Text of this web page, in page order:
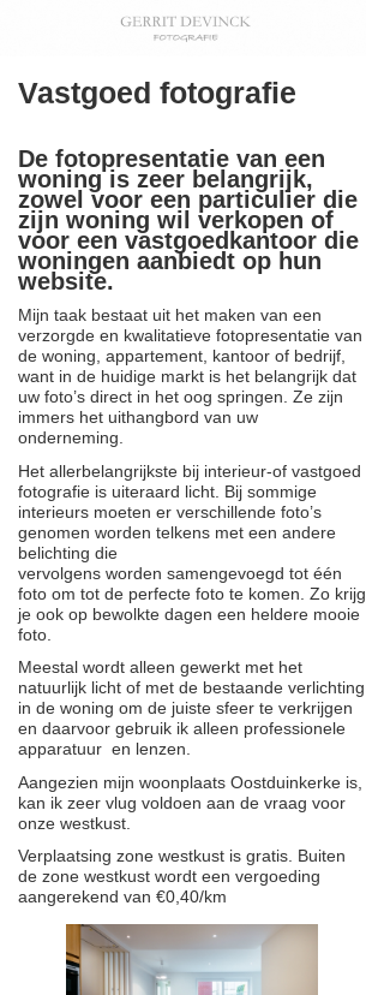
Vastgoed fotografie
De fotopresentatie van een
woning is zeer belangrijk,
zowel voor een particulier die
zijn woning wil verkopen of
voor een vastgoedkantoor die
woningen aanbiedt op hun
website.
Mijn taak bestaat uit het maken van een
verzorgde en kwalitatieve fotopresentatie van
de woning, appartement, kantoor of bedrijf,
want in de huidige markt is het belangrijk dat
uw foto’s direct in het oog springen. Ze zijn
immers het uithangbord van uw
onderneming.
Het allerbelangrijkste bij interieur-of vastgoed
fotografie is uiteraard licht. Bij sommige
interieurs moeten er verschillende foto’s
genomen worden telkens met een andere
belichting die
vervolgens worden samengevoegd tot één
foto om tot de perfecte foto te komen. Zo krijg
je ook op bewolkte dagen een heldere mooie
foto.
Meestal wordt alleen gewerkt met het
natuurlijk licht of met de bestaande verlichting
in de woning om de juiste sfeer te verkrijgen
en daarvoor gebruik ik alleen professionele
apparatuur en lenzen.
Aangezien mijn woonplaats Oostduinkerke is,
kan ik zeer vlug voldoen aan de vraag voor
onze westkust.
Verplaatsing zone westkust is gratis. Buiten
de zone westkust wordt een vergoeding
aangerekend van €0,40/km